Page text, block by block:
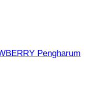
Pengharum